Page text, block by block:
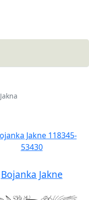
Jakna
Bojanka Jakne